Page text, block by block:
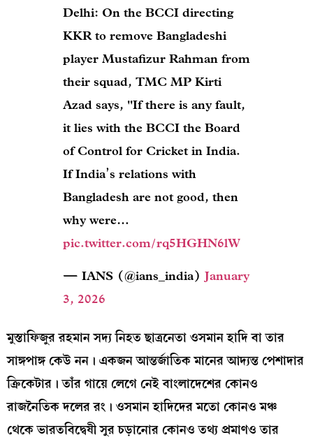
Delhi: On the BCCI directing
KKR to remove Bangladeshi
player Mustafizur Rahman from
their squad, TMC MP Kirti
Azad says, "If there is any fault,
it lies with the BCCI the Board
of Control for Cricket in India.
If India’s relations with
Bangladesh are not good, then
why were…
pic.twitter.com/rq5HGHN6lW
— IANS (@ians_india)January
3, 2026
মুস্তাফিজুর রহমান সদ্য নিহত ছাত্রনেতা ওসমান হাদি বা তার
সাঙ্গপাঙ্গ কেউ নন। একজন আন্তর্জাতিক মানের আদ্যন্ত পেশাদার
ক্রিকেটার। তাঁর গায়ে লেগে নেই বাংলাদেশের কোনও
রাজনৈতিক দলের রং। ওসমান হাদিদের মতো কোনও মঞ্চ
থেকে ভারতবিদ্বেষী সুর চড়ানোর কোনও তথ্য প্রমাণও তার